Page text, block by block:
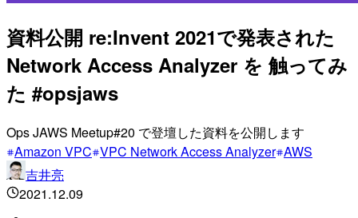
資料公開 re:Invent 2021で発表された
Network Access Analyzer を 触ってみ
た #opsjaws
Ops JAWS Meetup#20 で登壇した資料を公開します
Amazon VPC VPC Network Access Analyzer AWS
吉井亮
2021.12.09